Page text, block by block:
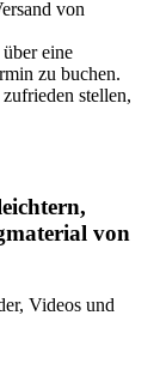
von
eine
zu buchen.
stellen,
von
Videos und